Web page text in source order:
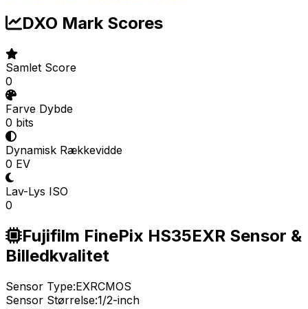
DXO Mark Scores
Samlet Score
0
Farve Dybde
0 bits
Dynamisk Rækkevidde
0 EV
Lav-Lys ISO
0
Fujifilm FinePix HS35EXR Sensor &
Billedkvalitet
Sensor Type:EXRCMOS
Sensor Størrelse:1/2-inch